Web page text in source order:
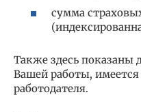
сумма
Также здесь показаны
Вашей работы,
работодателя.